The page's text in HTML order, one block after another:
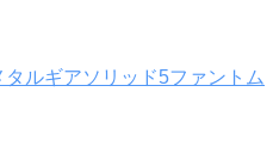
ルギアソリッド5ファントム